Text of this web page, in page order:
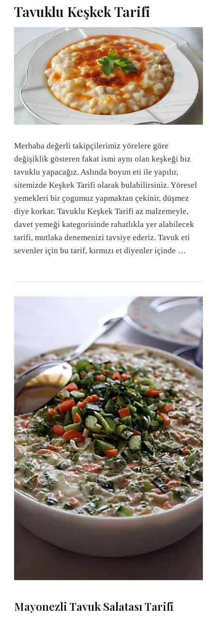
Tavuklu Keşkek Tarifi
Merhaba değerli takipçilerimiz yörelere göre
değişiklik gösteren fakat ismi aynı olan keşkeği biz
tavuklu yapacağız. Aslında boyun eti ile yapılır,
sitemizde Keşkek Tarifi olarak bulabilirsiniz. Yöresel
yemekleri bir çogumuz yapmaktan çekinir, düşmez
diye korkar. Tavuklu Keşkek Tarifi az malzemeyle,
davet yemeği kategorisinde rahatlıkla yer alabilecek
tarifi, mutlaka denemenizi tavsiye ederiz. Tavuk eti
sevenler için bu tarif, kırmızı et diyenler içinde …
Mayonezli Tavuk Salatası Tarifi